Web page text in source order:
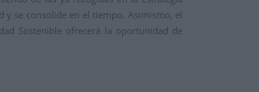
se consolide en el tiempo. Asimismo, el
Sostenible ofrecerá la oportunidad de